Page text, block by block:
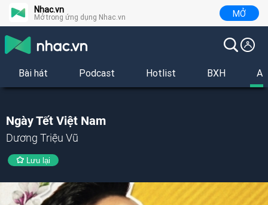
Nhac.vn
Mở trong ứng dụng Nhac.vn MỞ
Bài hát Podcast Hotlist BXH
Ngày Tết Việt Nam
Dương Triệu Vũ
Lưu lại